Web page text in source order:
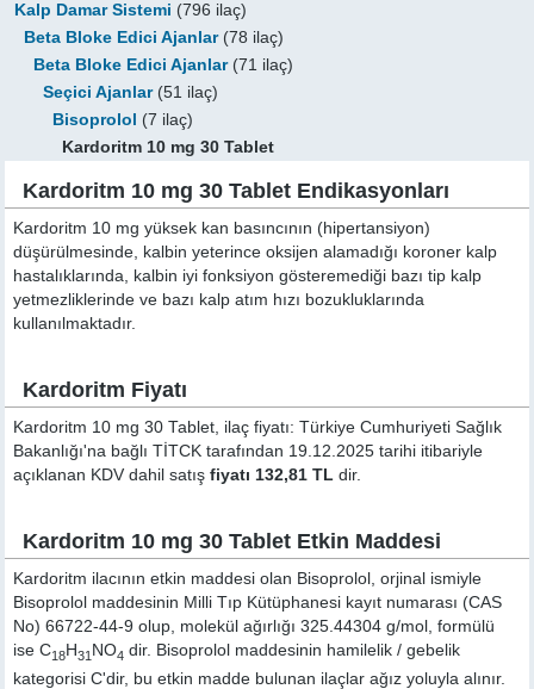
Kalp Damar Sistemi (796 ilaç)
Beta Bloke Edici Ajanlar(78 ilaç)
Beta Bloke Edici Ajanlar(71 ilaç)
Seçici Ajanlar(51 ilaç)
Bisoprolol
(7 ilaç)
Kardoritm 10 mg 30 Tablet
Kardoritm 10 mg 30 Tablet Endikasyonları
Kardoritm 10 mg yüksek kan basıncının (hipertansiyon)
düşürülmesinde, kalbin yeterince oksijen alamadığı koroner kalp
hastalıklarında, kalbin iyi fonksiyon gösteremediği bazı tip kalp
yetmezliklerinde ve bazı kalp atım hızı bozukluklarında
kullanılmaktadır.
Kardoritm Fiyatı
Kardoritm 10 mg 30 Tablet, ilaç fiyatı: Türkiye Cumhuriyeti Sağlık
Bakanlığı'na bağlı TİTCK tarafından 19.12.2025 tarihi itibariyle
açıklanan KDV dahil satışfiyatı 132,81 TL dir.
Kardoritm 10 mg 30 Tablet Etkin Maddesi
Kardoritm ilacının etkin maddesi olan Bisoprolol, orjinal ismiyle
Bisoprolol maddesinin Milli Tıp Kütüphanesi kayıt numarası (CAS
No) 66722-44-9 olup, molekül ağırlığı 325.44304 g/mol, formülü
ise C18H31 NO4 dir. Bisoprolol maddesinin hamilelik / gebelik
kategorisi C'dir, bu etkin madde bulunan ilaçlar ağız yoluyla alınır.